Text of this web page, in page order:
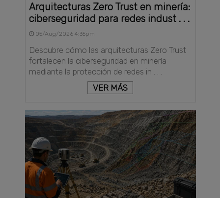
Arquitecturas Zero Trust en minería:
ciberseguridad para redes indust . . .
05/Aug/2026 4:35pm
Descubre cómo las arquitecturas Zero Trust
fortalecen la ciberseguridad en minería
mediante la protección de redes in . . .
VER MÁS